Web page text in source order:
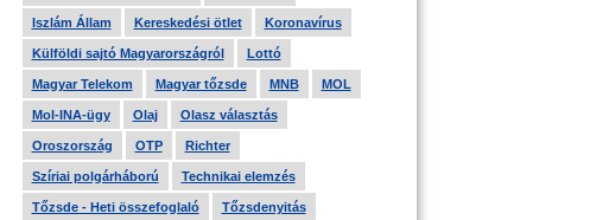
Iszlám Állam Kereskedési ötlet Koronavírus
Külföldi sajtó Magyarországról Lottó
Magyar Telekom Magyar tőzsde MNB MOL
Mol-INA-ügy Olaj Olasz választás
Oroszország OTP Richter
Szíriai polgárháború Technikai elemzés
Tőzsde - Heti összefoglaló Tőzsdenyitás